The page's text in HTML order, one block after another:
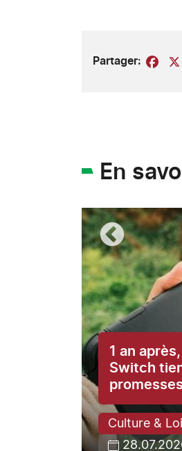
Partager:
En
1 an
Switch
Culture &